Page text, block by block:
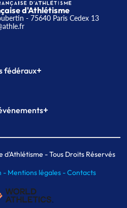
d'Athlétisme
- 75640 Paris Cedex 13
fédéraux+
Formation
+
de Paris indoor
de Paris- Tous Droits Réservés
- Mentions légales -Contacts